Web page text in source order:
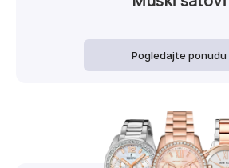
Pogledajte ponudu